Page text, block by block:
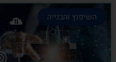
השיפוץ והבנייה